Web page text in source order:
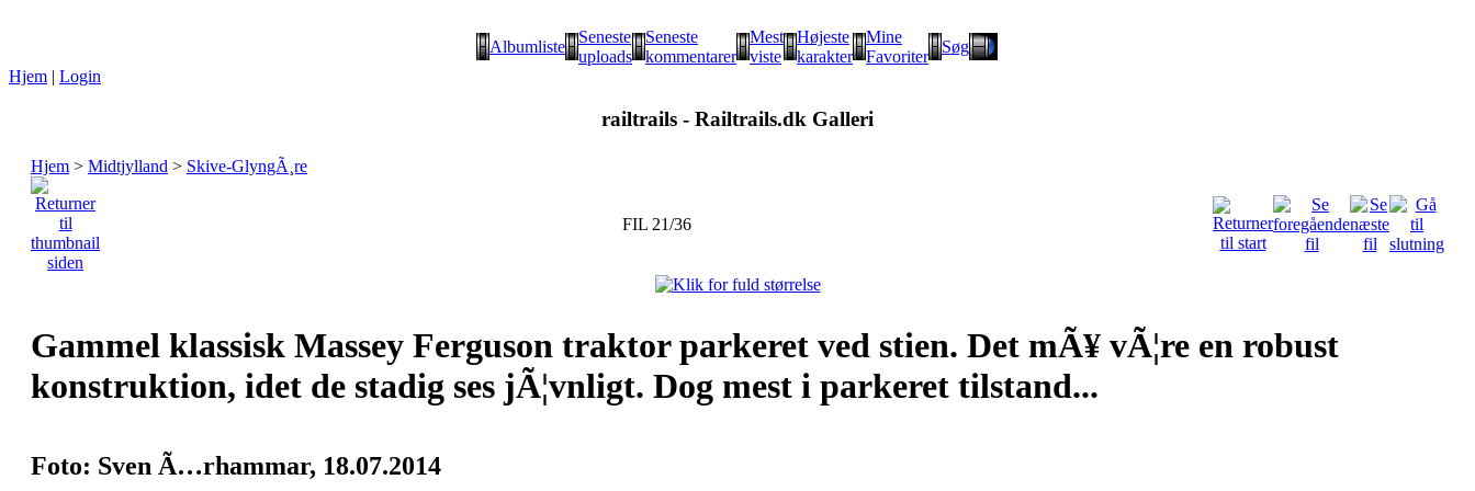
Albumliste
Seneste
uploads
Seneste
kommentarer
Mest
viste
Højeste
karakter
Mine
Favoriter
Søg
Hjem | Login
railtrails - Railtrails.dk Galleri
Hjem > Midtjylland > Skive-GlyngÃ¸re
FIL 21/36
Gammel klassisk Massey Ferguson traktor parkeret ved stien. Det mÃ¥ vÃ¦re en robust
konstruktion, idet de stadig ses jÃ¦vnligt. Dog mest i parkeret tilstand...
Foto: Sven Ã…rhammar, 18.07.2014